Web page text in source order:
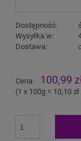
Dostępność:
Wysyłka w:
Dostawa:
Cena nie
Cena: 100,99
(1 x 100g = 10,10 zł